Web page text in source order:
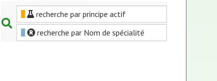
recherche par principe actif
recherche par Nom de spécialité